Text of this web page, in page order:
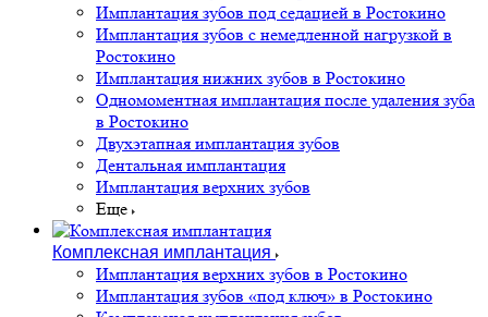
Имплантация зубов под седацией в Ростокино
Имплантация зубов с немедленной нагрузкой в
Ростокино
Имплантация нижних зубов в Ростокино
Одномоментная имплантация после удаления зуба
в Ростокино
Двухэтапная имплантация зубов
Дентальная имплантация
Имплантация верхних зубов
Еще
Комплексная имплантация
Имплантация верхних зубов в Ростокино
Имплантация зубов «под ключ» в Ростокино